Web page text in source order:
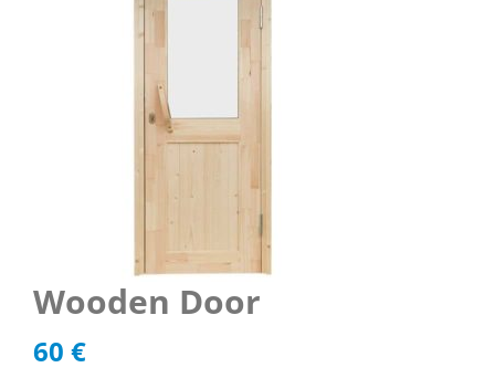
Wooden Door
60 €